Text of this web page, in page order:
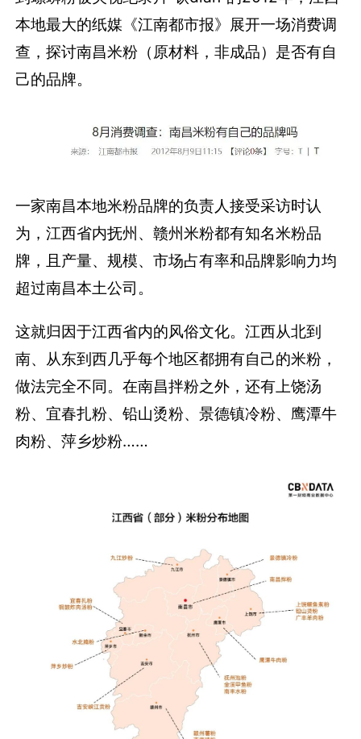
本地最大的纸媒《江南都市报》展开一场消费调
查，探讨南昌米粉（原材料，非成品）是否有自
己的品牌。
一家南昌本地米粉品牌的负责人接受采访时认
为，江西省内抚州、赣州米粉都有知名米粉品
牌，且产量、规模、市场占有率和品牌影响力均
超过南昌本土公司。
这就归因于江西省内的风俗文化。江西从北到
南、从东到西几乎每个地区都拥有自己的米粉，
做法完全不同。在南昌拌粉之外，还有上饶汤
粉、宜春扎粉、铅山烫粉、景德镇冷粉、鹰潭牛
肉粉、萍乡炒粉……